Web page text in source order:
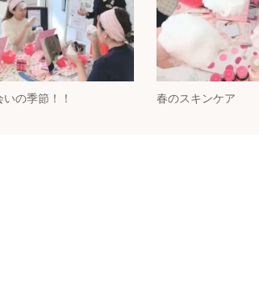
の季節！！ 春のスキンケア